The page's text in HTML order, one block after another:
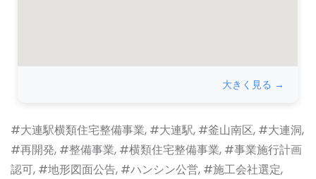
大きく見る →
#大連駅横類住宅整備事業, #大連駅, #釜山南区, #大連洞,
#再開発, #整備事業, #横類住宅整備事業, #事業施行計画
認可, #地形図面公告, #ハンシン公営, #施工会社選定,